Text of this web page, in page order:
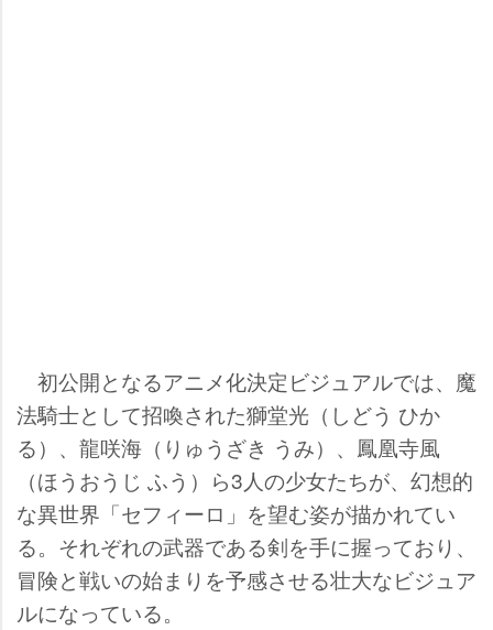
初公開となるアニメ化決定ビジュアルでは、魔
法騎士として招喚された獅堂光（しどう ひか
る）、龍咲海（りゅうざき うみ）、鳳凰寺風
（ほうおうじ ふう）ら3人の少女たちが、幻想的
な異世界「セフィーロ」を望む姿が描かれてい
る。それぞれの武器である剣を手に握っており、
冒険と戦いの始まりを予感させる壮大なビジュア
ルになっている。